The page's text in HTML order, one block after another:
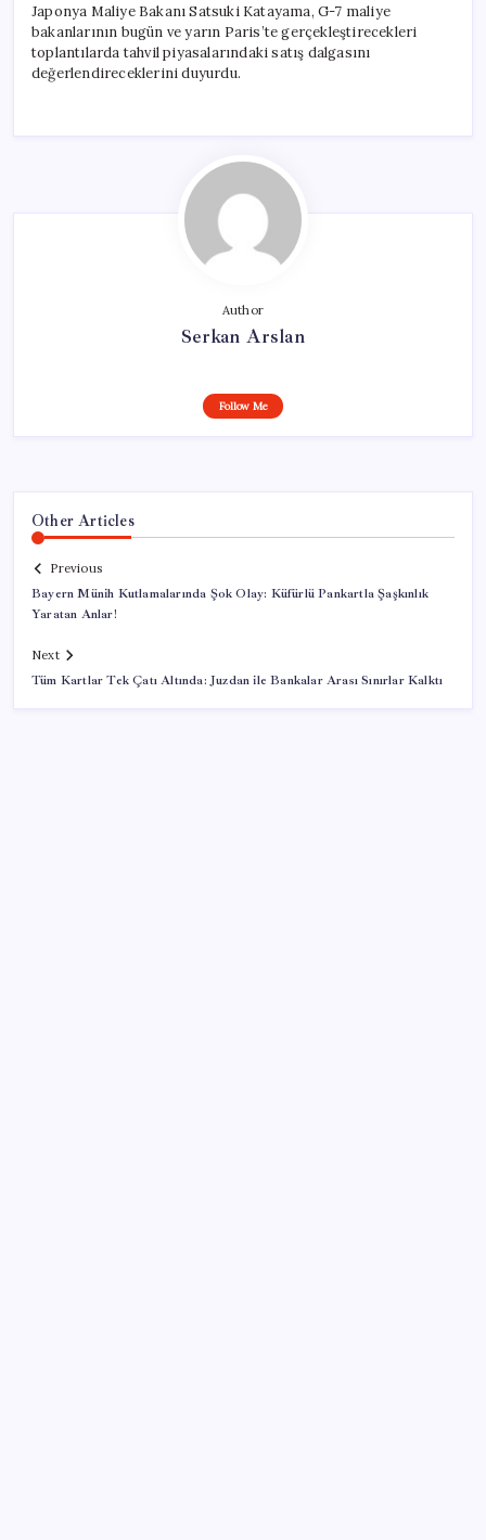
Japonya Maliye Bakanı Satsuki Katayama, G-7 maliye
bakanlarının bugün ve yarın Paris’te gerçekleştirecekleri
toplantılarda tahvil piyasalarındaki satış dalgasını
değerlendireceklerini duyurdu.
Author
Serkan Arslan
Follow Me
Other Articles
Previous
Bayern Münih Kutlamalarında Şok Olay: Küfürlü Pankartla Şaşkınlık
Yaratan Anlar!
Next
Tüm Kartlar Tek Çatı Altında: Juzdan ile Bankalar Arası Sınırlar Kalktı